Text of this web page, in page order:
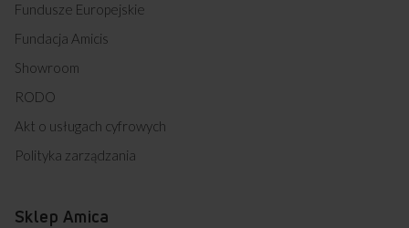
Darmowy odbiór
zużytego sprzętu
Fundusze Europejskie
Fundacja Amicis
Showroom
RODO
Akt o usługach cyfrowych
Polityka zarządzania
Sklep Amica